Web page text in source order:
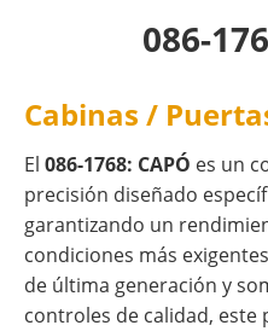
086-
Cabinas /
El 086-1768: CAPÓ es un
precisión diseñado
garantizando un
condiciones más
de última generación y
controles de calidad, este